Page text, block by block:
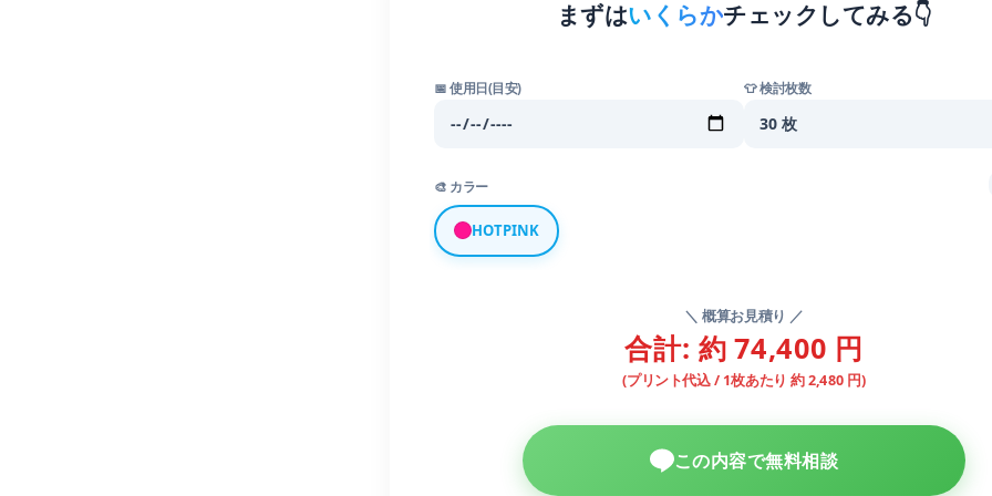
まずはいくらかチェックしてみる👇
📅 使用日(目安) 👕 検討枚数
🎨 カラー
HOTPINK
＼ 概算お見積り ／
合計: 約 74,400 円
(プリント代込 / 1枚あたり 約 2,480 円)
この内容で無料相談